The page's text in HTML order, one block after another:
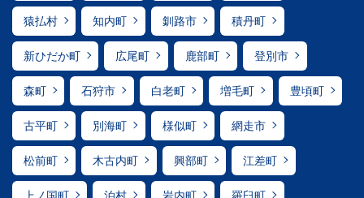
猿払村 知内町 釧路市 積丹町
新ひだか町 広尾町 鹿部町 登別市
森町 石狩市 白老町 増毛町 豊頃町
古平町 別海町 様似町 網走市
松前町 木古内町 興部町 江差町